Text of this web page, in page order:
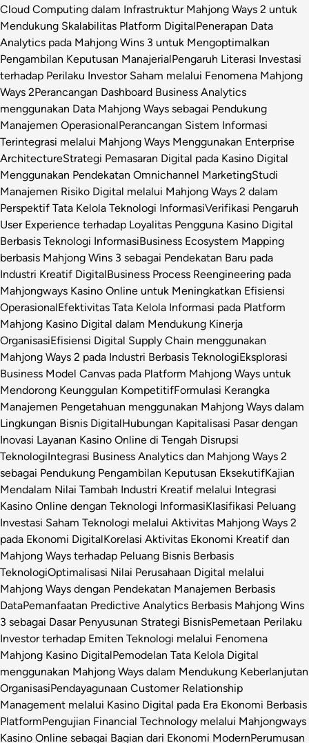
Cloud Computing dalam Infrastruktur Mahjong Ways 2 untuk
Mendukung Skalabilitas Platform DigitalPenerapan Data
Analytics pada Mahjong Wins 3 untuk Mengoptimalkan
Pengambilan Keputusan ManajerialPengaruh Literasi Investasi
terhadap Perilaku Investor Saham melalui Fenomena Mahjong
Ways 2Perancangan Dashboard Business Analytics
menggunakan Data Mahjong Ways sebagai Pendukung
Manajemen OperasionalPerancangan Sistem Informasi
Terintegrasi melalui Mahjong Ways Menggunakan Enterprise
ArchitectureStrategi Pemasaran Digital pada Kasino Digital
Menggunakan Pendekatan Omnichannel MarketingStudi
Manajemen Risiko Digital melalui Mahjong Ways 2 dalam
Perspektif Tata Kelola Teknologi InformasiVerifikasi Pengaruh
User Experience terhadap Loyalitas Pengguna Kasino Digital
Berbasis Teknologi InformasiBusiness Ecosystem Mapping
berbasis Mahjong Wins 3 sebagai Pendekatan Baru pada
Industri Kreatif DigitalBusiness Process Reengineering pada
Mahjongways Kasino Online untuk Meningkatkan Efisiensi
OperasionalEfektivitas Tata Kelola Informasi pada Platform
Mahjong Kasino Digital dalam Mendukung Kinerja
OrganisasiEfisiensi Digital Supply Chain menggunakan
Mahjong Ways 2 pada Industri Berbasis TeknologiEksplorasi
Business Model Canvas pada Platform Mahjong Ways untuk
Mendorong Keunggulan KompetitifFormulasi Kerangka
Manajemen Pengetahuan menggunakan Mahjong Ways dalam
Lingkungan Bisnis DigitalHubungan Kapitalisasi Pasar dengan
Inovasi Layanan Kasino Online di Tengah Disrupsi
TeknologiIntegrasi Business Analytics dan Mahjong Ways 2
sebagai Pendukung Pengambilan Keputusan EksekutifKajian
Mendalam Nilai Tambah Industri Kreatif melalui Integrasi
Kasino Online dengan Teknologi InformasiKlasifikasi Peluang
Investasi Saham Teknologi melalui Aktivitas Mahjong Ways 2
pada Ekonomi DigitalKorelasi Aktivitas Ekonomi Kreatif dan
Mahjong Ways terhadap Peluang Bisnis Berbasis
TeknologiOptimalisasi Nilai Perusahaan Digital melalui
Mahjong Ways dengan Pendekatan Manajemen Berbasis
DataPemanfaatan Predictive Analytics Berbasis Mahjong Wins
3 sebagai Dasar Penyusunan Strategi BisnisPemetaan Perilaku
Investor terhadap Emiten Teknologi melalui Fenomena
Mahjong Kasino DigitalPemodelan Tata Kelola Digital
menggunakan Mahjong Ways dalam Mendukung Keberlanjutan
OrganisasiPendayagunaan Customer Relationship
Management melalui Kasino Digital pada Era Ekonomi Berbasis
PlatformPengujian Financial Technology melalui Mahjongways
Kasino Online sebagai Bagian dari Ekonomi ModernPerumusan